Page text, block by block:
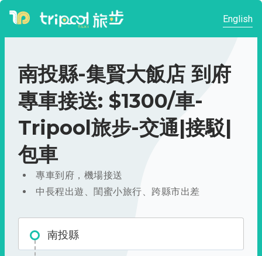
English
南投縣-集賢大飯店 到府
專車接送: $1300/車-
Tripool旅步-交通|接駁|
包車
專車到府，機場接送
中長程出遊、閨蜜小旅行、跨縣市出差
南投縣